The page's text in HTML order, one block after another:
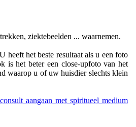
ziektebeelden ... waarnemen.
heeft het beste resultaat als u een foto
is het beter een close-upfoto van het
waarop u of uw huisdier slechts klein
aangaan met spiritueel medium